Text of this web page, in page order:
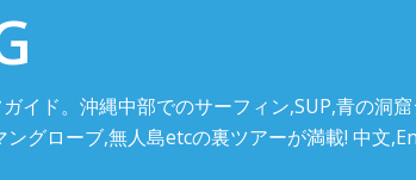
イド。沖縄中部でのサーフィン,SUP,青の洞
ングローブ,無人島etcの裏ツアーが満載! 中文